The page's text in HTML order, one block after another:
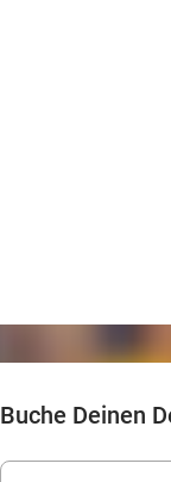
Buche Deinen